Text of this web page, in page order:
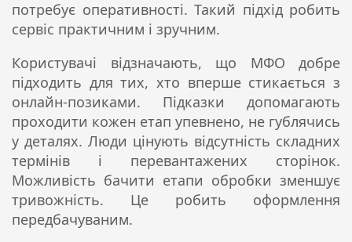
потребує оперативності. Такий підхід робить
сервіс практичним і зручним.
Користувачі відзначають, що МФО добре
підходить для тих, хто вперше стикається з
онлайн-позиками. Підказки допомагають
проходити кожен етап упевнено, не гублячись
у деталях. Люди цінують відсутність складних
термінів і перевантажених сторінок.
Можливість бачити етапи обробки зменшує
тривожність. Це робить оформлення
передбачуваним.